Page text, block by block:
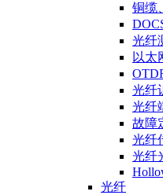
铜缆
光纤
以太
光纤
光纤
故障
光纤
光纤
光纤